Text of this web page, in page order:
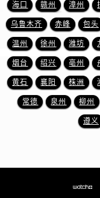
海口 赣州 漳州
乌鲁木齐 赤峰 包头
温州 徐州 潍坊
烟台 绍兴 亳州
黄石 襄阳 株洲
常德 泉州 柳州
遵义